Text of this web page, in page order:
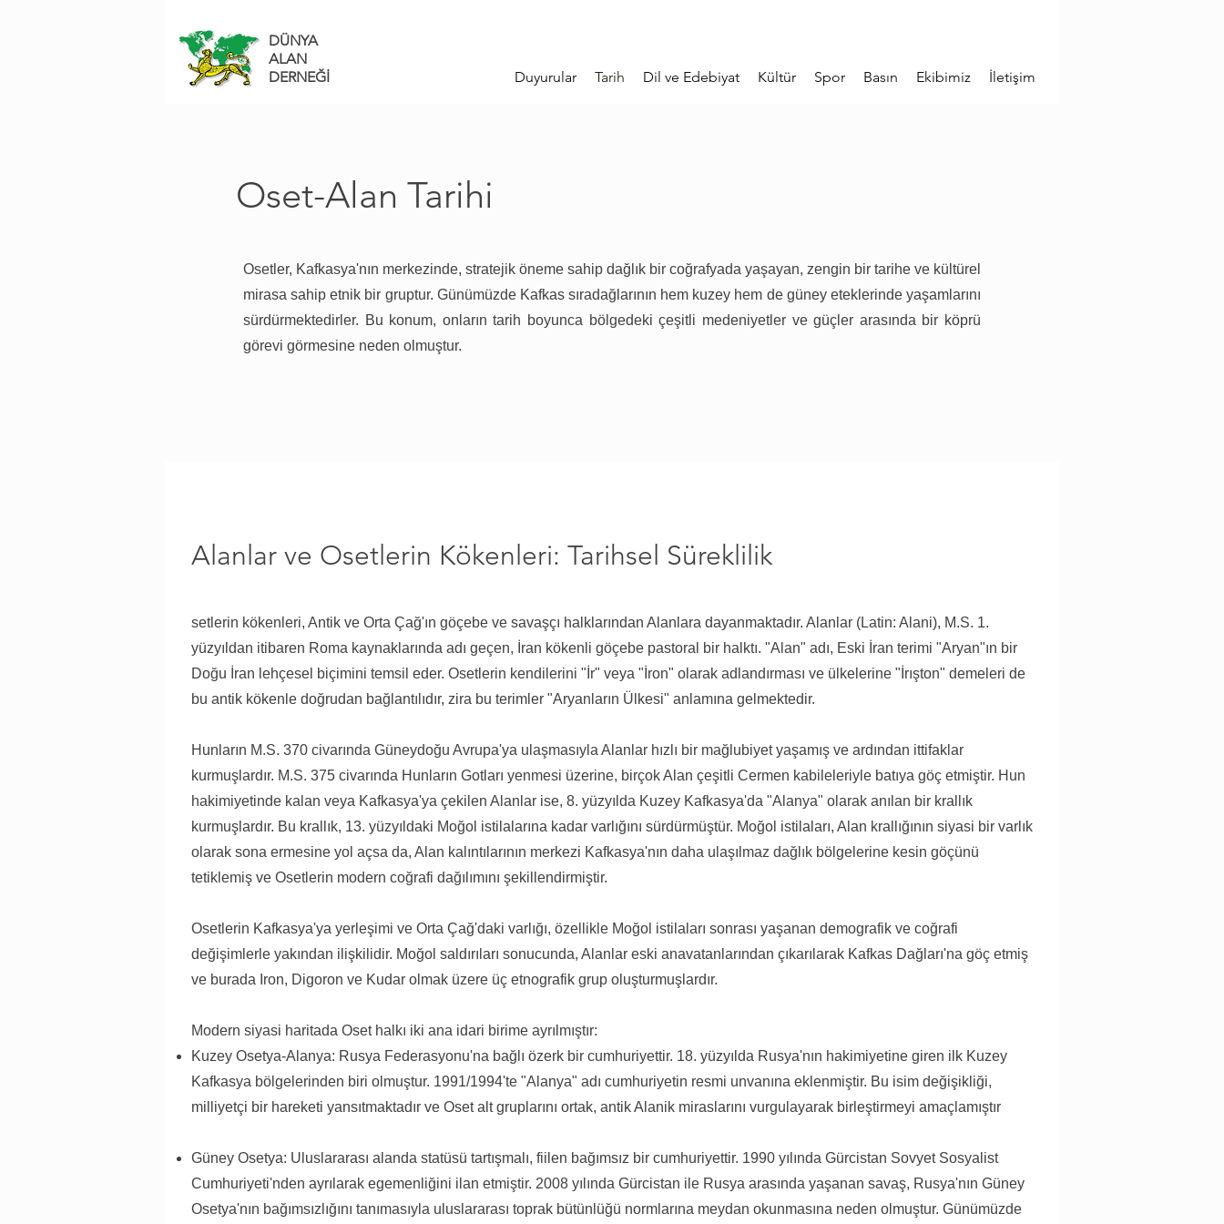
DÜNYA
ALAN
DERNEĞİ
Duyurular Tarih Dil ve Edebiyat Kültür Spor Basın Ekibimiz İletişim
Oset-Alan Tarihi
Osetler, Kafkasya'nın merkezinde, stratejik öneme sahip dağlık bir coğrafyada yaşayan, zengin bir tarihe ve kültürel
mirasa sahip etnik bir gruptur. Günümüzde Kafkas sıradağlarının hem kuzey hem de güney eteklerinde yaşamlarını
sürdürmektedirler. Bu konum, onların tarih boyunca bölgedeki çeşitli medeniyetler ve güçler arasında bir köprü
görevi görmesine neden olmuştur.
Alanlar ve Osetlerin Kökenleri: Tarihsel Süreklilik
setlerin kökenleri, Antik ve Orta Çağ'ın göçebe ve savaşçı halklarından Alanlara dayanmaktadır. Alanlar (Latin: Alani), M.S. 1.
yüzyıldan itibaren Roma kaynaklarında adı geçen, İran kökenli göçebe pastoral bir halktı. "Alan" adı, Eski İran terimi "Aryan"ın bir
Doğu İran lehçesel biçimini temsil eder. Osetlerin kendilerini "İr" veya "İron" olarak adlandırması ve ülkelerine "İrışton" demeleri de
bu antik kökenle doğrudan bağlantılıdır, zira bu terimler "Aryanların Ülkesi" anlamına gelmektedir.
Hunların M.S. 370 civarında Güneydoğu Avrupa'ya ulaşmasıyla Alanlar hızlı bir mağlubiyet yaşamış ve ardından ittifaklar
kurmuşlardır. M.S. 375 civarında Hunların Gotları yenmesi üzerine, birçok Alan çeşitli Cermen kabileleriyle batıya göç etmiştir. Hun
hakimiyetinde kalan veya Kafkasya'ya çekilen Alanlar ise, 8. yüzyılda Kuzey Kafkasya'da "Alanya" olarak anılan bir krallık
kurmuşlardır. Bu krallık, 13. yüzyıldaki Moğol istilalarına kadar varlığını sürdürmüştür. Moğol istilaları, Alan krallığının siyasi bir varlık
olarak sona ermesine yol açsa da, Alan kalıntılarının merkezi Kafkasya'nın daha ulaşılmaz dağlık bölgelerine kesin göçünü
tetiklemiş ve Osetlerin modern coğrafi dağılımını şekillendirmiştir.
Osetlerin Kafkasya'ya yerleşimi ve Orta Çağ'daki varlığı, özellikle Moğol istilaları sonrası yaşanan demografik ve coğrafi
değişimlerle yakından ilişkilidir. Moğol saldırıları sonucunda, Alanlar eski anavatanlarından çıkarılarak Kafkas Dağları'na göç etmiş
ve burada Iron, Digoron ve Kudar olmak üzere üç etnografik grup oluşturmuşlardır.
​​Modern siyasi haritada Oset halkı iki ana idari birime ayrılmıştır:
Kuzey Osetya-Alanya: Rusya Federasyonu'na bağlı özerk bir cumhuriyettir. 18. yüzyılda Rusya'nın hakimiyetine giren ilk Kuzey
Kafkasya bölgelerinden biri olmuştur. 1991/1994'te "Alanya" adı cumhuriyetin resmi unvanına eklenmiştir. Bu isim değişikliği,
milliyetçi bir hareketi yansıtmaktadır ve Oset alt gruplarını ortak, antik Alanik miraslarını vurgulayarak birleştirmeyi amaçlamıştır
Güney Osetya: Uluslararası alanda statüsü tartışmalı, fiilen bağımsız bir cumhuriyettir. 1990 yılında Gürcistan Sovyet Sosyalist
Cumhuriyeti'nden ayrılarak egemenliğini ilan etmiştir. 2008 yılında Gürcistan ile Rusya arasında yaşanan savaş, Rusya'nın Güney
Osetya'nın bağımsızlığını tanımasıyla uluslararası toprak bütünlüğü normlarına meydan okunmasına neden olmuştur. Günümüzde